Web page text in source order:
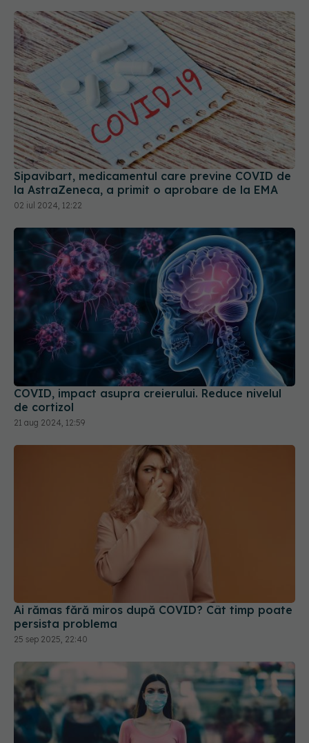
Sipavibart, medicamentul care previne COVID de
la AstraZeneca, a primit o aprobare de la EMA
02 iul 2024, 12:22
COVID, impact asupra creierului. Reduce nivelul
de cortizol
21 aug 2024, 12:59
Ai rămas fără miros după COVID? Cât timp poate
persista problema
25 sep 2025, 22:40